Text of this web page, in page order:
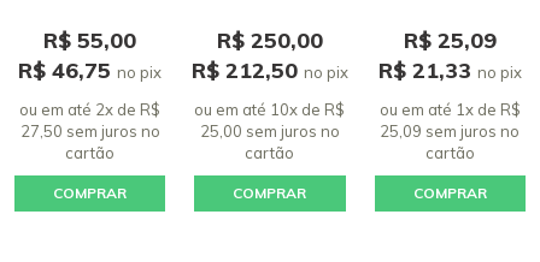
R$ 55,00
R$ 46,75no pix
ou em até 2x de R$
27,50 sem juros no
cartão
COMPRAR
R$ 250,00
R$ 212,50 no pix
ou em até 10x de R$
25,00 sem juros no
cartão
COMPRAR
R$ 25,09
R$ 21,33 no pix
ou em até 1x de R$
25,09 sem jurosno
cartão
COMPRAR